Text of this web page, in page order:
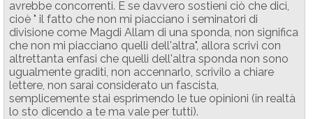
avrebbe concorrenti. E se davvero sostieni ciò che dici,
cioè " il fatto che non mi piacciano i seminatori di
divisione come Magdi Allam di una sponda, non significa
che non mi piacciano quelli dell'altra", allora scrivi con
altrettanta enfasi che quelli dell'altra sponda non sono
ugualmente graditi, non accennarlo, scrivilo a chiare
lettere, non sarai considerato un fascista,
semplicemente stai esprimendo le tue opinioni (in realtà
lo sto dicendo a te ma vale per tutti).